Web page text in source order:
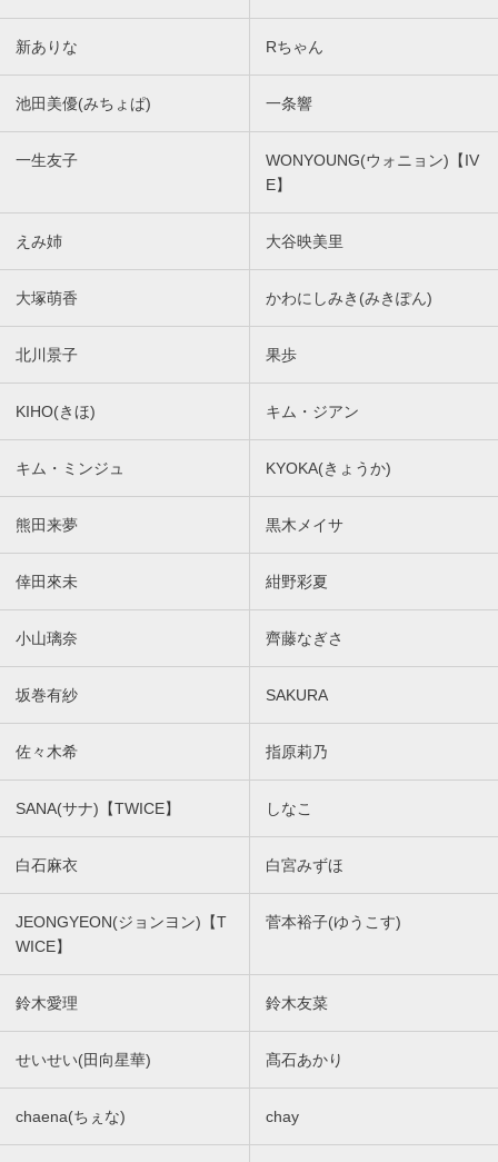
新ありな Rちゃん
池田美優(みちょぱ) 一条響
一生友子
WONYOUNG(ウォニョン)【IV
E】
えみ姉 大谷映美里
大塚萌香 かわにしみき(みきぽん)
北川景子 果歩
KIHO(きほ) キム・ジアン
キム・ミンジュ KYOKA(きょうか)
熊田来夢 黒木メイサ
倖田來未 紺野彩夏
小山璃奈 齊藤なぎさ
坂巻有紗 SAKURA
佐々木希 指原莉乃
SANA(サナ)【TWICE】 しなこ
白石麻衣 白宮みずほ
JEONGYEON(ジョンヨン)【T
WICE】
菅本裕子(ゆうこす)
鈴木愛理 鈴木友菜
せいせい(田向星華) 髙石あかり
chaena(ちぇな) chay